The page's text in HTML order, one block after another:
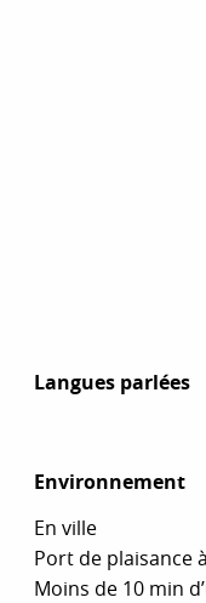
Langues parlées
Langues parlées
Environnement
Environnement
En ville
Port de plaisance
Moins de 10 min